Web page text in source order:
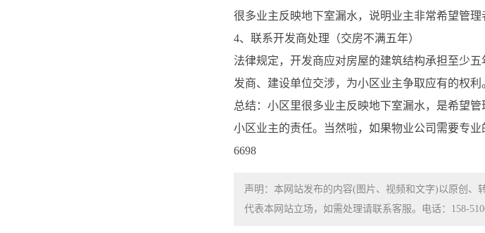
很多业主反映地下室漏水，说明业主非常希望管
4、联系开发商处理（交房不满五年）
法律规定，开发商应对房屋的建筑结构承担至少
发商、建设单位交涉，为小区业主争取应有的权利
总结：小区里很多业主反映地下室漏水，是希望
小区业主的责任。当然啦，如果物业公司需要专
6698
声明：本网站发布的内容(图片、视频和文字)以原创
代表本网站立场，如需处理请联系客服。电话：158-